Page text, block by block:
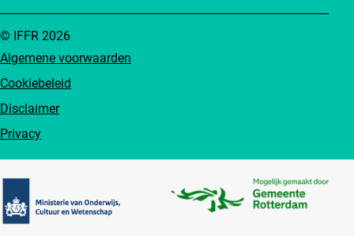
Algemene voorwaarden
Cookiebeleid
Disclaimer
Privacy
© IFFR 2026